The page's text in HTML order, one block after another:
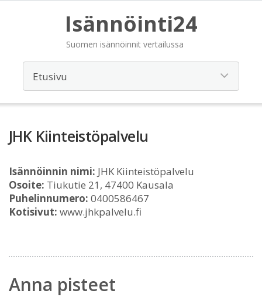
Isännöinti24
Suomen isännöinnit vertailussa
JHK Kiinteistöpalvelu
Isännöinnin nimi: JHK Kiinteistöpalvelu
Osoite: Tiukutie 21, 47400 Kausala
Puhelinnumero: 0400586467
Kotisivut: www.jhkpalvelu.fi
Anna pisteet